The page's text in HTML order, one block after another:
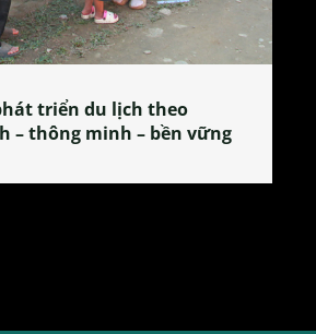
Làng làm bánh tẻ Phú Nhi – nơi lan
tỏa đặc sản xứ Đoài